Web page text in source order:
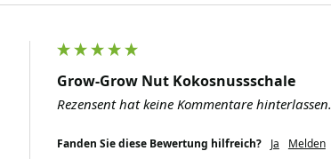
Grow-Grow Nut Kokosnussschale
Rezensent hat keine Kommentare hinterlassen.
Fanden Sie diese Bewertung hilfreich? Ja Melden